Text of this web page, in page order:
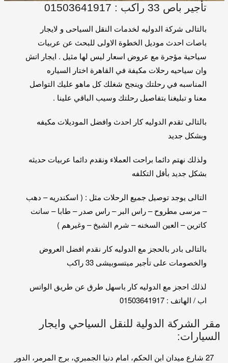
تأجير باص 33 راكب : 01503641917
بالتالى شركة الدوليه لخدمات النقل السياحى و لايجار
باصات احدث موديل الخطوة الاولى للبحث عن عربيات
سياحية مؤجرة مع عروض اسعار ليس لها مثيل . ايجار اتش
وان سياحيه رحلات مكيفة في القاهرة اختار السياره
المناسبه في رحلتك وينجح شغلك كل ماهو عليك التواصل
معنا و تبليغنا بتفاصيل رحلتك وسيب الباقي علينا .
بالتالى تقدم الدوليه كار احدث وافضل الموديلات مكيفه
وبشكل جديد
ولذلك نهتم دائما براحت العملاء ونقدم دائما عربيات حديثه
بشكل جديد بأقل التكلفه
التالى يوجد توصيل جميع الرحلات مثل : ( اسكندريه – دهب
– مرسى مطروح – راس البر – راس صدر – طابا – سانت
كاترين – العين السخنه – شرم الشيخ – وغيرهم )
بالتالى بادر بالحجز مع الدوليه كار نقدم افضل العروض
والخصومات على تأجير ميتسوبيشى 33 راكب
لذلك احجز مع الدوليه كار باسهل طرق عن طريق الواتس
اب / الهاتف : 01503641917
مقر الشركة الدولية للنقل السياحي وايجار
السيارات:
27 شارع ميدان ابن الحكم، امام دنيا الجمبري، برج المرمر، الدور